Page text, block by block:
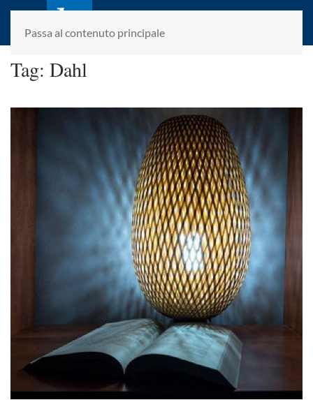
Passa al contenuto principale
laletteraturaenoi.it
fondato da Romano Luperini
Tag: Dahl